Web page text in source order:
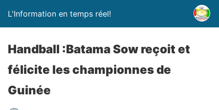
L'Information en temps réel!
Handball :Batama Sow reçoit et
félicite les championnes de
Guinée